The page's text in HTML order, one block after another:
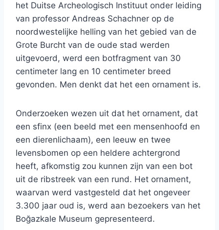
het Duitse Archeologisch Instituut onder leiding
van professor Andreas Schachner op de
noordwestelijke helling van het gebied van de
Grote Burcht van de oude stad werden
uitgevoerd, werd een botfragment van 30
centimeter lang en 10 centimeter breed
gevonden. Men denkt dat het een ornament is.
Onderzoeken wezen uit dat het ornament, dat
een sfinx (een beeld met een mensenhoofd en
een dierenlichaam), een leeuw en twee
levensbomen op een heldere achtergrond
heeft, afkomstig zou kunnen zijn van een bot
uit de ribstreek van een rund. Het ornament,
waarvan werd vastgesteld dat het ongeveer
3.300 jaar oud is, werd aan bezoekers van het
Boğazkale Museum gepresenteerd.